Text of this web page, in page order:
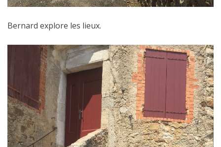
Bernard explore les lieux.